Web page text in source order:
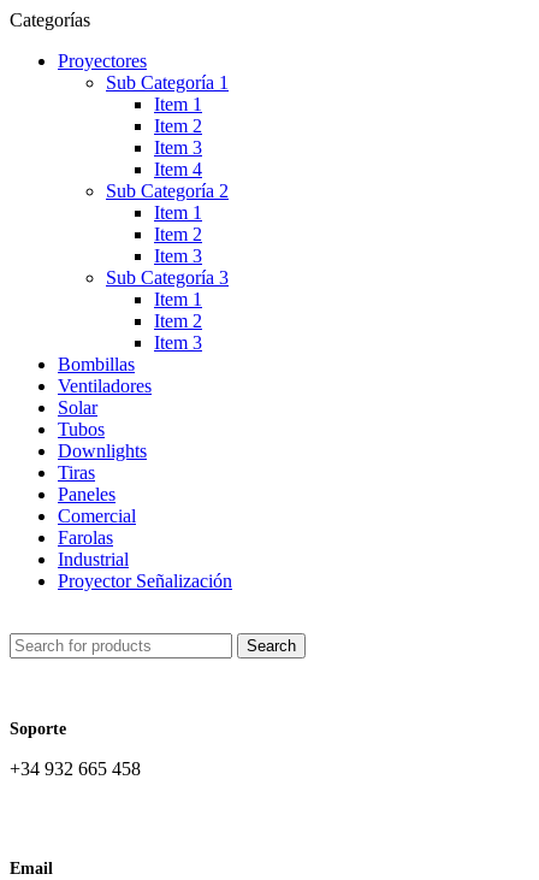
Categorías
Proyectores
Sub Categoría 1
Item 1
Item 2
Item 3
Item 4
Sub Categoría 2
Item 1
Item 2
Item 3
Sub Categoría 3
Item 1
Item 2
Item 3
Bombillas
Ventiladores
Solar
Tubos
Downlights
Tiras
Paneles
Comercial
Farolas
Industrial
Proyector Señalización
Search
Soporte
+34 932 665 458‬
Email